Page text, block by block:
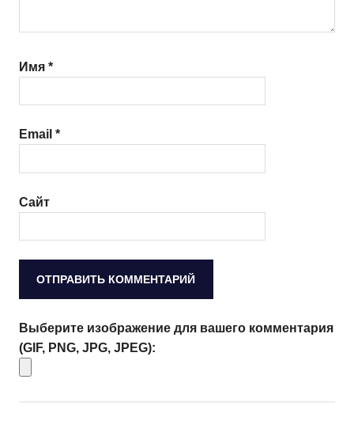
Имя *
Email *
Сайт
Выберите изображение для вашего комментария
(GIF, PNG, JPG, JPEG):